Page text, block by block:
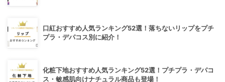
口紅おすすめ人気ランキング52選！落ちないリップをプチ
プラ・デパコス別に紹介！
化粧下地おすすめ人気ランキング52選！プチプラ・デパコ
ス・敏感肌向けナチュラル商品も登場！